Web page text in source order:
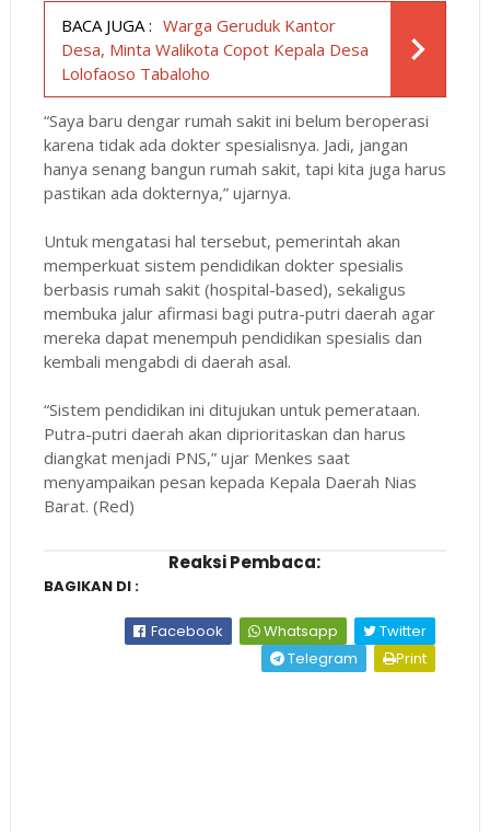
BACA JUGA : Warga Geruduk Kantor
Desa, Minta Walikota Copot Kepala Desa
Lolofaoso Tabaloho
“Saya baru dengar rumah sakit ini belum beroperasi
karena tidak ada dokter spesialisnya. Jadi, jangan
hanya senang bangun rumah sakit, tapi kita juga harus
pastikan ada dokternya,” ujarnya.
Untuk mengatasi hal tersebut, pemerintah akan
memperkuat sistem pendidikan dokter spesialis
berbasis rumah sakit (hospital-based), sekaligus
membuka jalur afirmasi bagi putra-putri daerah agar
mereka dapat menempuh pendidikan spesialis dan
kembali mengabdi di daerah asal.
“Sistem pendidikan ini ditujukan untuk pemerataan.
Putra-putri daerah akan diprioritaskan dan harus
diangkat menjadi PNS,” ujar Menkes saat
menyampaikan pesan kepada Kepala Daerah Nias
Barat. (Red)
Reaksi Pembaca:
BAGIKAN DI :
Facebook Whatsapp
Twitter
Telegram
Print